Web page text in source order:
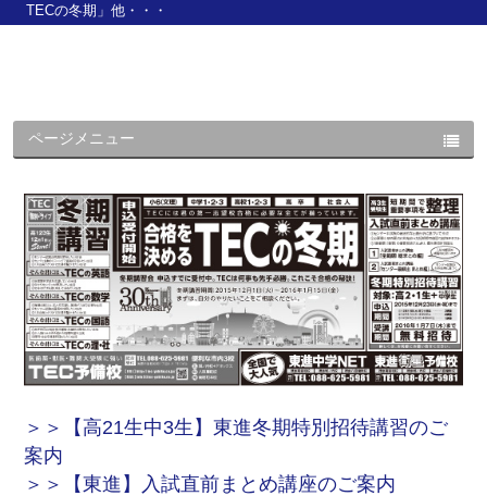
TECの冬期」他・・・
ページメニュー
＞＞【高21生中3生】東進冬期特別招待講習のご
案内
＞＞【東進】入試直前まとめ講座のご案内